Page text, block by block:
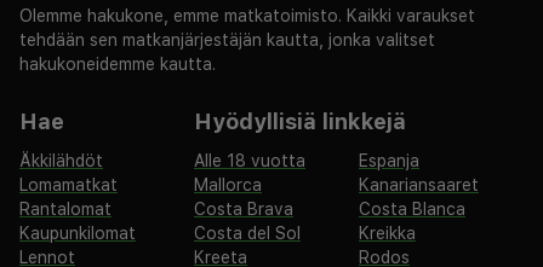
Olemme hakukone, emme matkatoimisto. Kaikki varaukset
tehdään sen matkanjärjestäjän kautta, jonka valitset
hakukoneidemme kautta.
Hae
Äkkilähdöt
Lomamatkat
Rantalomat
Kaupunkilomat
Lennot
Hyödyllisiä linkkejä
Alle 18 vuotta
Espanja
Mallorca
Kanariansaaret
Costa Brava
Costa Blanca
Costa del Sol
Kreikka
Kreeta
Rodos